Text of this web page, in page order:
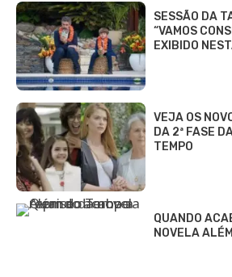
SESSÃO DA
“VAMOS
EXIBIDO
VEJA OS
DA 2ª FASE
TEMPO
QUANDO
NOVELA